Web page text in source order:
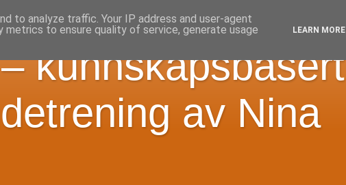
kunnskapsbasert
av Nina
to analyze traffic. Your IP address and user-agent
to ensure quality of service, generate usage
LEARN MORE